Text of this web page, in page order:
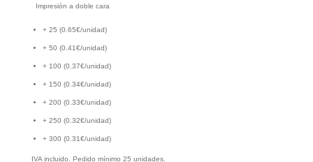
Impresión a doble cara
+ 25 (0.65€/unidad)
+ 50 (0.41€/unidad)
+ 100 (0.37€/unidad)
+ 150 (0.34€/unidad)
+ 200 (0.33€/unidad)
+ 250 (0.32€/unidad)
+ 300 (0.31€/unidad)
IVA incluido. Pedido mínimo 25 unidades.